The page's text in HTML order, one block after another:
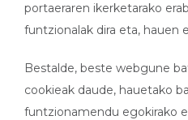
portaeraren ikerketarako
funtzionalak dira eta, hauen
Bestalde, beste webgune
cookieak daude, hauetako
funtzionamendu egokirako